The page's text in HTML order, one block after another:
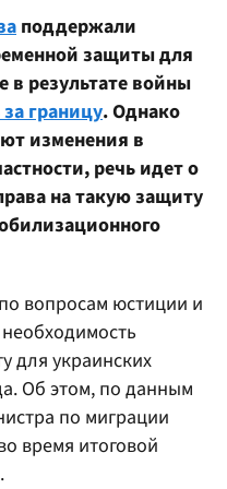
поддержали
защиты для
результате войны
границу. Однако
изменения в
речь идет о
на такую защиту
вопросам юстиции и
для украинских
Об этом, по данным
по миграции
время итоговой